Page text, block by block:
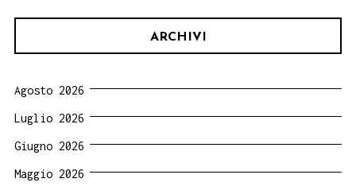
ARCHIVI
Agosto 2026
Luglio 2026
Giugno 2026
Maggio 2026